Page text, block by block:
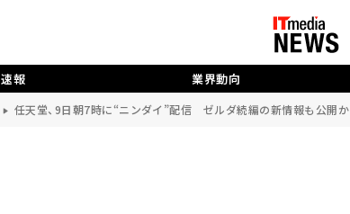
速報 業界動向
任天堂、9日朝7時に“ニンダイ”配信 ゼルダ続編の新情報も公開か